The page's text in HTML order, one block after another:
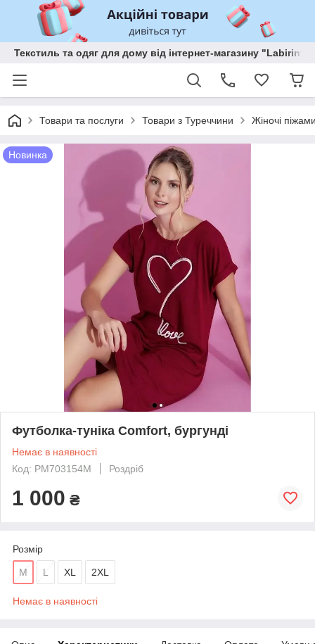
Текстиль та одяг для дому від інтернет-магазину "Labirint"
Товари та послуги Товари з Туреччини Жіночі
Новинка
Футболка-туніка Comfort, бургунді
Немає в наявності
Код: PM703154M
Роздріб
1 000 ₴
Розмір
M L XL 2XL
Немає в наявності